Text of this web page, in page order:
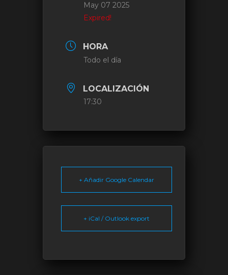
May 07 2025
Expired!
HORA
Todo el día
LOCALIZACIÓN
17:30
+ Añadir Google Calendar
+ iCal / Outlook export